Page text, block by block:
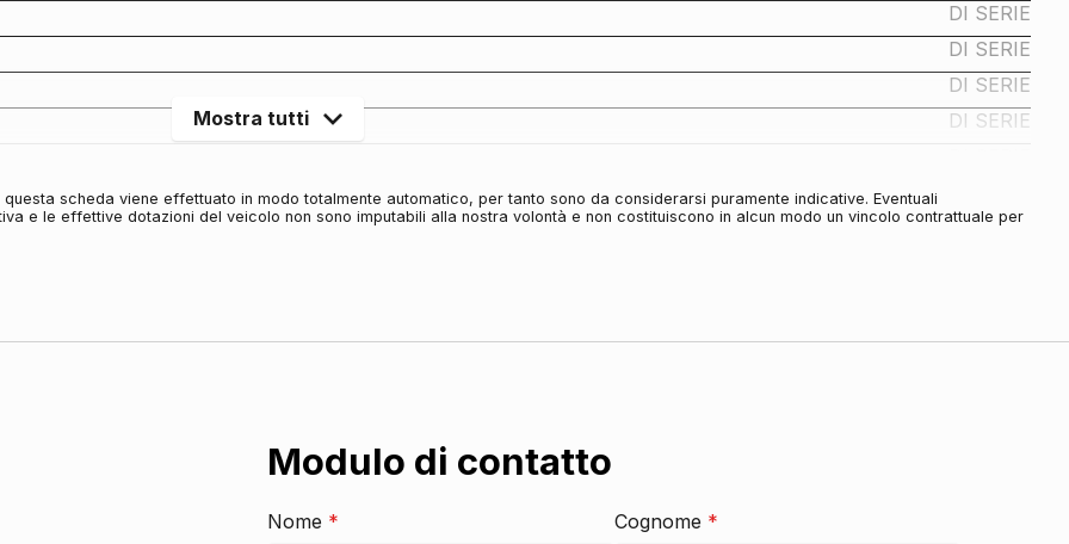
DI SERIE
DI SERIE
DI SERIE
DI SERIE
DI SERIE
Mostra tutti
scheda viene effettuato in modo totalmente automatico, per tanto sono da considerarsi puramente indicative. Eventuali
e le effettive dotazioni del veicolo non sono imputabili alla nostra volontà e non costituiscono in alcun modo un vincolo contrattuale per
Modulo di contatto
Nome * Cognome *